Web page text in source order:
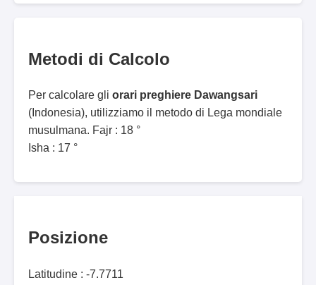
Metodi di Calcolo
Per calcolare gli orari preghiere Dawangsari
(Indonesia), utilizziamo il metodo di Lega mondiale
musulmana. Fajr : 18 °
Isha : 17 °
Posizione
Latitudine : -7.7711